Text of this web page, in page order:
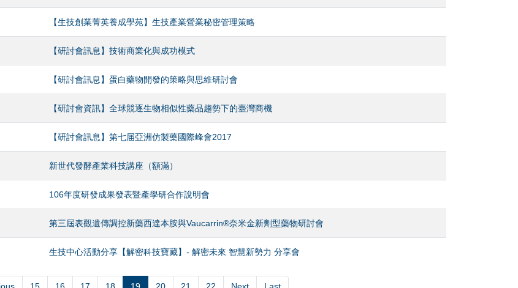
【生技創業菁英養成學苑】生技產業營業秘密管理策略
【研討會訊息】技術商業化與成功模式
【研討會訊息】蛋白藥物開發的策略與思維研討會
【研討會資訊】全球競逐生物相似性藥品趨勢下的臺灣商機
【研討會訊息】第七届亞洲仿製藥國際峰會2017
新世代發酵產業科技講座（額滿）
106年度研發成果發表暨產學研合作說明會
第三屆表觀遺傳調控新藥西達本胺與Vaucarrin®奈米金新劑型藥物研討會
生技中心活動分享【解密科技寶藏】- 解密未來 智慧新勢力 分享會